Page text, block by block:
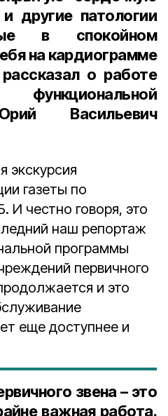
другие патологии
в спокойном
на кардиограмме
о работе
Васильевич
экскурсия
газеты по
И честно говоря, это
наш репортаж
программы
первичного
и это
еще доступнее и
звена – это
важная работа.